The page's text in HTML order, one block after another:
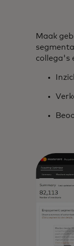
Maak
collega's